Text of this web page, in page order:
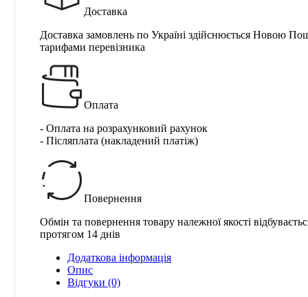
Доставка
Доставка замовлень по Україні здійснюється Новою
тарифами перевізника
Оплата
- Оплата на розрахунковий рахунок
- Післяплата (накладений платіж)
Повернення
Обмін та повернення товару належної якості
протягом 14 днів
Додаткова інформація
Опис
Відгуки (0)